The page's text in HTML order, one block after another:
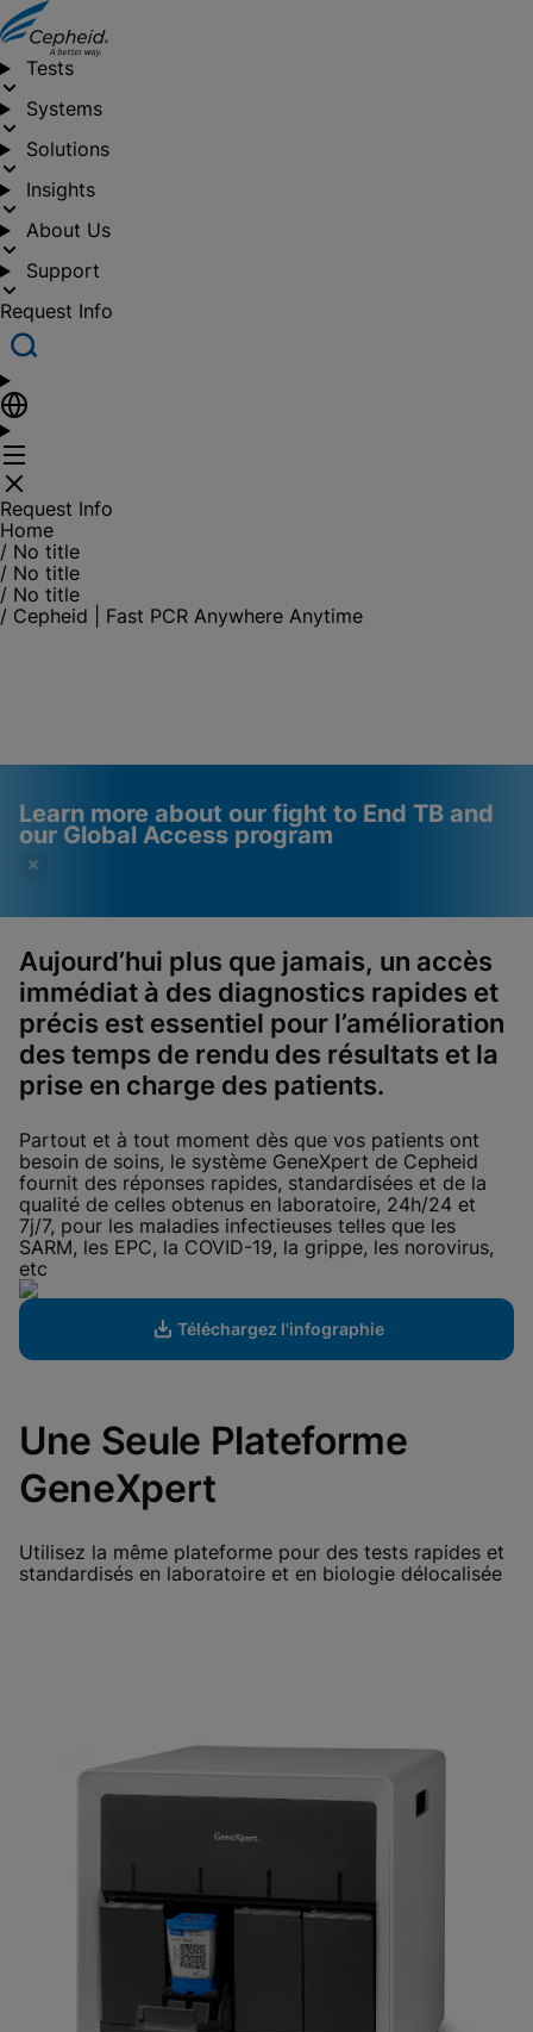
Tests
Systems
Solutions
Insights
About Us
Support
Request Info
Request Info
Home
/ No title
/ No title
/ No title
/ Cepheid | Fast PCR Anywhere Anytime
Learn more about our fight to End TB and
our Global Access program
Videos require that
Functional Cookies be
enabled
Please note: Enabling Functional
Cookies will update this settings for all
View & Update your Cookie Settings
View Privacy Policy
Enable Functional Cookies
Functional Cookies
Enabled
View & Update your Cookie Settings
View Privacy Policy
Aujourd’hui plus que jamais, un accès
immédiat à des diagnostics rapides et
précis est essentiel pour l’amélioration
des temps de rendu des résultats et la
prise en charge des patients.
Partout et à tout moment dès que vos patients ont
besoin de soins, le système GeneXpert de Cepheid
fournit des réponses rapides, standardisées et de la
qualité de celles obtenus en laboratoire, 24h/24 et
7j/7, pour les maladies infectieuses telles que les
SARM, les EPC, la COVID-19, la grippe, les norovirus,
etc
Téléchargez l'infographie
Une Seule Plateforme
GeneXpert
Utilisez la même plateforme pour des tests rapides et
standardisés en laboratoire et en biologie délocalisée